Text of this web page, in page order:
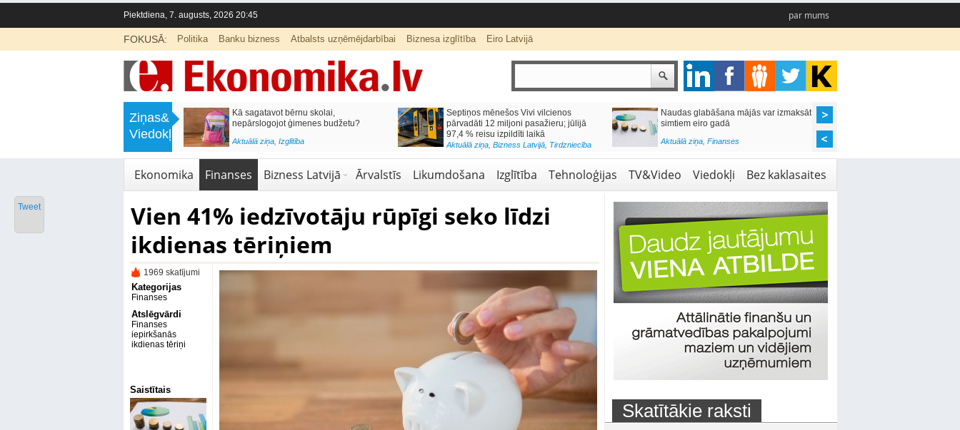
Piektdiena, 7. augusts, 2026 20:45 par mums
FOKUSĀ: Politika Banku bizness Atbalsts uzņēmējdarbībai Biznesa izglītība Eiro Latvijā
Ziņas&
Viedokļi
Labklājības ministrija rosina reformēt
un būtiski uzlabot vecāku pabalstu
Kā sagatavot bērnu skolai,
nepārslogojot ģimenes budžetu?
Aktuālā ziņa, Izglītība
Septiņos mēnešos Vivi vilcienos
pārvadāti 12 miljoni pasažieru; jūlijā
97,4 % reisu izpildīti laikā
Aktuālā ziņa, Bizness Latvijā, Tirdzniecība
Naudas glabāšana mājās var izmaksāt
simtiem eiro gadā
Aktuālā ziņa, Finanses
Ekonomika Finanses Bizness Latvijā Ārvalstīs Likumdošana Izglītība Tehnoloģijas TV&Video Viedokļi Bez kaklasaites
Vien 41% iedzīvotāju rūpīgi seko līdzi
ikdienas tēriņiem
1969 skatījumi
Kategorijas
Finanses
Atslēgvārdi
Finanses
iepirkšanās
ikdienas tēriņi
Saistītais
Skatītākie raksti
Tweet